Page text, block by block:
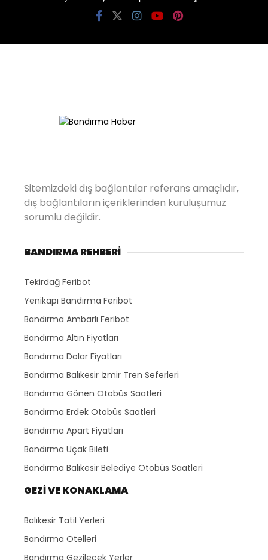
Sitemizdeki dış bağlantılar referans amaçlıdır,
dış bağlantıların içeriklerinden kuruluşumuz
sorumlu değildir.
BANDIRMA REHBERİ
Tekirdağ Feribot
Yenikapı Bandırma Feribot
Bandırma Ambarlı Feribot
Bandırma Altın Fiyatları
Bandırma Dolar Fiyatları
Bandırma Balıkesir İzmir Tren Seferleri
Bandırma Gönen Otobüs Saatleri
Bandırma Erdek Otobüs Saatleri
Bandırma Apart Fiyatları
Bandırma Uçak Bileti
Bandırma Balıkesir Belediye Otobüs Saatleri
GEZİ VE KONAKLAMA
Balıkesir Tatil Yerleri
Bandırma Otelleri